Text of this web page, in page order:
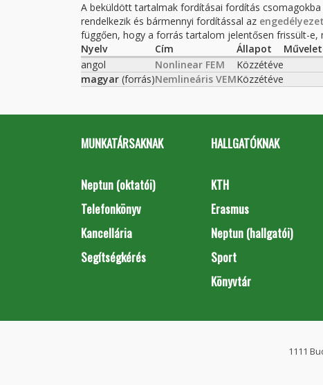
A beküldött tartalmak fordításai fordítás
rendelkezik és bármennyi fordítással az
függően, hogy a forrás tartalom jelentősen frissült-
Nyelv
Cím Állapot
angol
Nonlinear FEM
Közzétéve
magyar (forrás)Nemlineáris VEMKözzétéve
MUNKATÁRSAKNAK
Neptun (oktatói)
Telefonkönyv
Kancellária
Segítségkérés
HALLGATÓKNAK
KTH
Erasmus
Neptun (hallgatói)
Sport
Könyvtár
1111